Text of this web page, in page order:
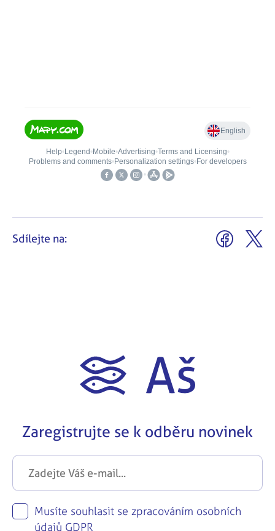
Sdílejte na:
Zaregistrujte se k odběru novinek
Musíte souhlasit se zpracováním osobních
údajů GDPR